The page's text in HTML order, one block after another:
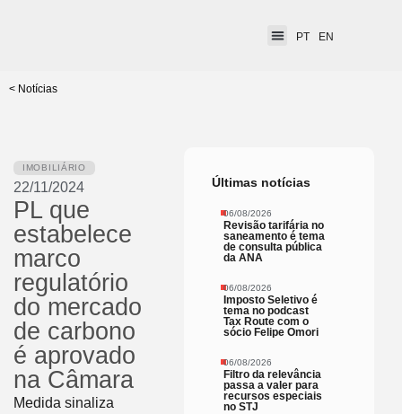
PT EN
< Notícias
IMOBILIÁRIO
22/11/2024
PL que
estabelece
marco
regulatório
do mercado
de carbono
é aprovado
na Câmara
Medida sinaliza
Últimas notícias
06/08/2026
Revisão tarifária no
saneamento é tema
de consulta pública
da ANA
06/08/2026
Imposto Seletivo é
tema no podcast
Tax Route com o
sócio Felipe Omori
06/08/2026
Filtro da relevância
passa a valer para
recursos especiais
no STJ